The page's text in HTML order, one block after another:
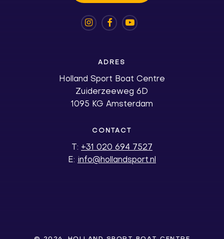
ADRES
Holland Sport Boat Centre
Zuiderzeeweg 6D
1095 KG Amsterdam
CONTACT
T: +31 020 694 7527
E: info@hollandsport.nl